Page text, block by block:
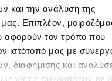
και την ανάλυση της
μας. Επιπλέον,
αφορούν τον τρόπο που
ιστότοπό μας με
διαφήμισης και
να τις συνδυάσουν με
φίλτρα